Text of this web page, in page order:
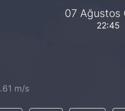
07 Ağustos
22:45
m/s